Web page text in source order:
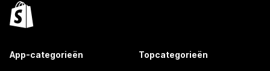
App-categorieën Topcategorieën